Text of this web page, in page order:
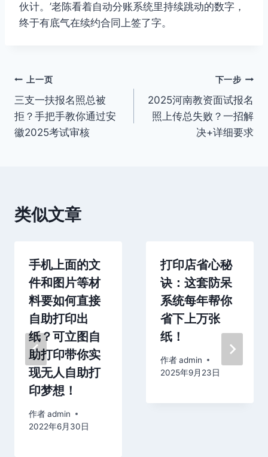
伙计。’老陈看着自动分账系统里持续跳动的数字，
终于有底气在续约合同上签了字。
文
章
导
上一页
三支一扶报名照总被
拒？手把手教你通过安
徽2025考试审核
下一步
2025河南教资面试报名
照上传总失败？一招解
决+详细要求
类似文章
手机上面的文
件和图片等材
料要如何直接
自助打印出
纸？可立图自
助打印带你实
现无人自助打
印梦想！
作者admin
2022年6月30日
打印店省心秘
诀：这套防呆
系统每年帮你
省下上万张
纸！
作者admin
2025年9月23日